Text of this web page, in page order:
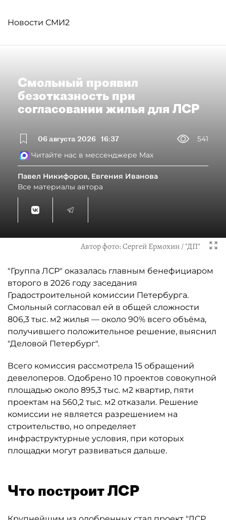
Новости СМИ2
Смольный проявил
безотказность при
согласовании жилья для ЛСР
06 августа 2026 16:37
541
Читайте нас в мессенджере Max
Павел Никифоров, Евгения Иванова
Все материалы автора
Автор фото:Сергей Ермохин / "ДП"
"Группа ЛСР" оказалась главным бенефициаром
второго в 2026 году заседания
Градостроительной комиссии Петербурга.
Смольный согласовал ей в общей сложности
806,3 тыс. м2 жилья — около 90% всего объёма,
получившего положительное решение, выяснил
"Деловой Петербург".
Всего комиссия рассмотрела 15 обращений
девелоперов. Одобрено 10 проектов совокупной
площадью около 895,3 тыс. м2 квартир, пяти
проектам на 560,2 тыс. м2 отказали. Решение
комиссии не является разрешением на
строительство, но определяет
инфраструктурные условия, при которых
площадки могут развиваться дальше.
Что построит ЛСР